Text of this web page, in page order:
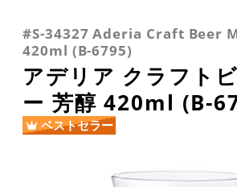
その他ブランド
#S-34327 Aderia Craft Beer
420ml (B-6795)
アデリア クラフト
ー 芳醇 420ml (B-
ベストセラー